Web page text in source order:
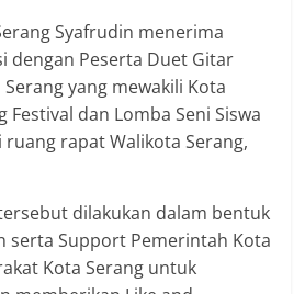
Syafrudin menerima
dengan Peserta Duet Gitar
Serang yang mewakili Kota
Festival dan Lomba Seni Siswa
ruang rapat Walikota Serang,
dilakukan dalam bentuk
serta Support Pemerintah Kota
Kota Serang untuk